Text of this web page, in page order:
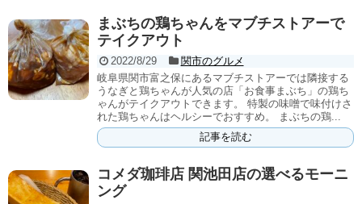
まぶちの鶏ちゃんをマブチストアーで
テイクアウト
2022/8/29
関市のグルメ
岐阜県関市富之保にあるマブチストアーでは隣接する
うなぎと鶏ちゃんが人気の店「お食事まぶち」の鶏ち
ゃんがテイクアウトできます。 特製の味噌で味付けさ
れた鶏ちゃんはヘルシーでおすすめ。 まぶちの鶏...
記事を読む
コメダ珈琲店 関池田店の選べるモーニ
ング